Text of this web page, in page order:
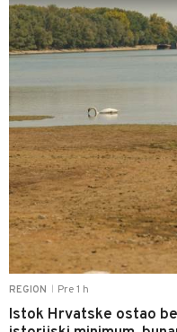
REGION Pre 1 h
Istok Hrvatske ostao